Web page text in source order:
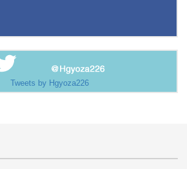
Tweets by Hgyoza226